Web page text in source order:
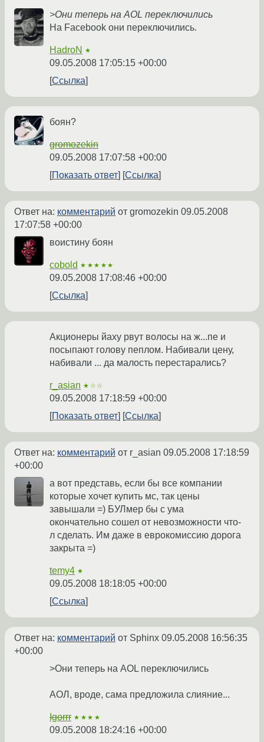
>Они теперь на AOL переключились
На Facebook они переключились.
HadroN ★
09.05.2008 17:05:15 +00:00
Ссылка
боян?
gromozekin
09.05.2008 17:07:58 +00:00
Показать ответ
Ссылка
Ответ на: комментарий от gromozekin 09.05.2008
17:07:58 +00:00
воистину боян
cobold ★★★★★
09.05.2008 17:08:46 +00:00
Ссылка
Акционеры йаху рвут волосы на ж...пе и
посыпают голову пеплом. Набивали цену,
набивали ... да малость перестарались?
r_asian ★☆☆
09.05.2008 17:18:59 +00:00
Показать ответ
Ссылка
Ответ на: комментарий от r_asian 09.05.2008 17:18:59
+00:00
а вот представь, если бы все компании
которые хочет купить мс, так цены
завышали =) БУЛмер бы с ума
окончательно сошел от невозможности что-
л сделать. Им даже в еврокомиссию дорога
закрыта =)
temy4 ★
09.05.2008 18:18:05 +00:00
Ссылка
Ответ на: комментарий от Sphinx 09.05.2008 16:56:35
+00:00
>Они теперь на AOL переключились
АОЛ, вроде, сама предложила слияние...
Igorrr ★★★★
09.05.2008 18:24:16 +00:00